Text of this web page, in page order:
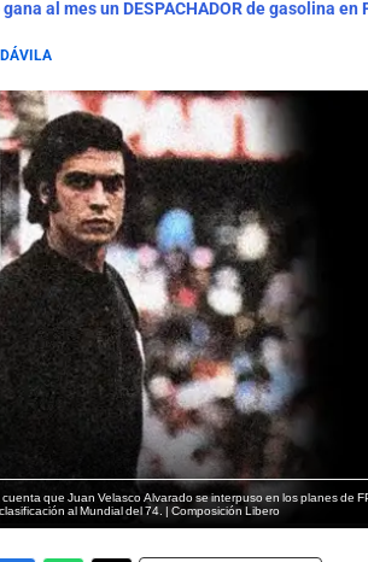
al mes un DESPACHADOR de gasolina
que Juan Velasco Alvarado se interpuso en los planes de
al Mundial del 74. | Composición Libero